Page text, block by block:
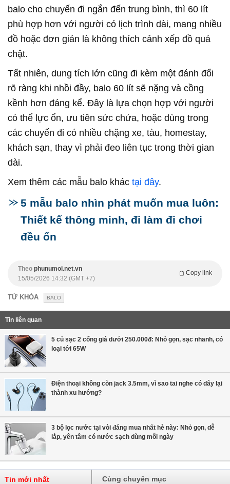
balo cho chuyến đi ngắn đến trung bình, thì 60 lít
phù hợp hơn với người có lịch trình dài, mang nhiều
đồ hoặc đơn giản là không thích cảnh xếp đồ quá
chật.
Tất nhiên, dung tích lớn cũng đi kèm một đánh đổi
rõ ràng khi nhồi đầy, balo 60 lít sẽ nặng và cồng
kềnh hơn đáng kể. Đây là lựa chọn hợp với người
có thể lực ổn, ưu tiên sức chứa, hoặc dùng trong
các chuyến đi có nhiều chặng xe, tàu, homestay,
khách sạn, thay vì phải đeo liên tục trong thời gian
dài.
Xem thêm các mẫu balo khác tại đây.
5 mẫu balo nhìn phát muốn mua luôn:
Thiết kế thông minh, đi làm đi chơi
đều ổn
Theo phunumoi.net.vn
Copy link
15/05/2026 14:32 (GMT +7)
TỪ KHÓA BALO
Tin liên quan
5 củ sạc 2 cổng giá dưới 250.000đ: Nhỏ gọn, sạc nhanh, có
loại tới 65W
Điện thoại không còn jack 3.5mm, vì sao tai nghe có dây lại
thành xu hướng?
3 bộ lọc nước tại vòi đáng mua nhất hè này: Nhỏ gọn, dễ
lắp, yên tâm có nước sạch dùng mỗi ngày
Tin mới nhất Cùng chuyên mục